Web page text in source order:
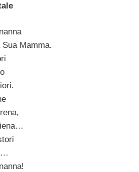
Mamma.